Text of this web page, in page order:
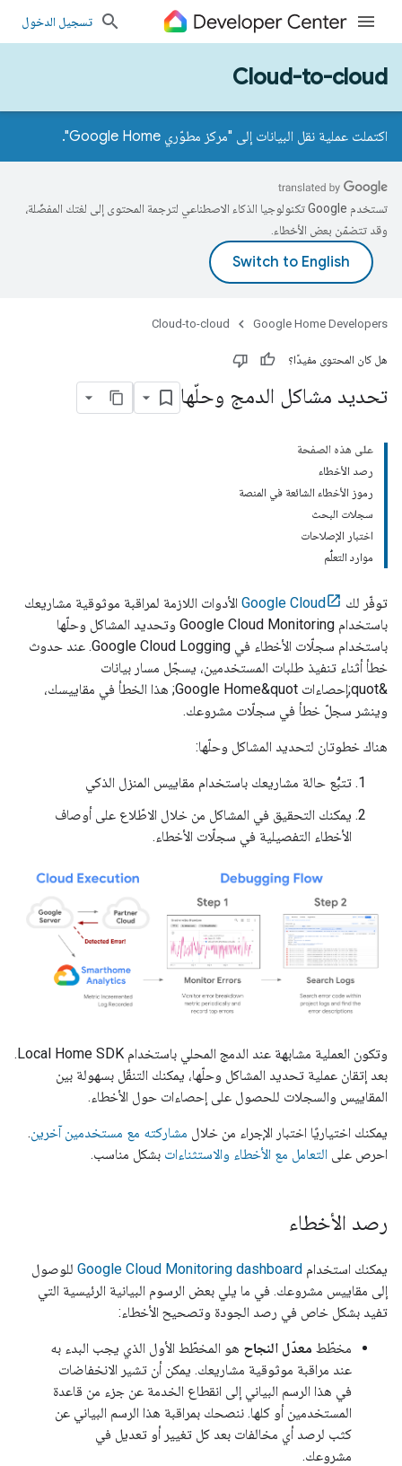
تسجيل الدخول
Cloud-to-cloud
اكتملت عملية نقل البيانات إلى "مركز مطوّري Google Home".
تستخدم Google تكنولوجيا الذكاء الاصطناعي لترجمة المحتوى إلى لغتك المفضّلة،
وقد تتضمّن بعض الأخطاء.
Google Home Developers
Cloud-to-cloud
هل كان المحتوى مفيدًا؟
تحديد مشاكل الدمج وحلّها
على هذه الصفحة
رصد الأخطاء
رموز الأخطاء الشائعة في المنصة
سجلات البحث
اختبار الإصلاحات
موارد التعلُّم
توفّر لك Google Cloud الأدوات اللازمة لمراقبة موثوقية مشاريعك
باستخدام Google Cloud Monitoring وتحديد المشاكل وحلّها
باستخدام سجلّات الأخطاء في Google Cloud Logging. عند حدوث
خطأ أثناء تنفيذ طلبات المستخدمين، يسجّل مسار بيانات
&quot;إحصاءات Google Home&quot; هذا الخطأ في مقاييسك،
وينشر سجلّ خطأ في سجلّات مشروعك.
هناك خطوتان لتحديد المشاكل وحلّها:
تتبُّع حالة مشاريعك باستخدام مقاييس المنزل الذكي
يمكنك التحقيق في المشاكل من خلال الاطّلاع على أوصاف
الأخطاء التفصيلية في سجلّات الأخطاء.
وتكون العملية مشابهة عند الدمج المحلي باستخدام Local Home SDK
.
بعد إتقان عملية تحديد المشاكل وحلّها، يمكنك التنقّل بسهولة بين
المقاييس والسجلات للحصول على إحصاءات حول الأخطاء.
يمكنك اختياريًا اختبار الإجراء من خلال مشاركته مع مستخدمين آخرين.
احرص على التعامل مع الأخطاء والاستثناءات بشكل مناسب.
رصد الأخطاء
يمكنك استخدام Google Cloud Monitoring dashboard للوصول
إلى مقاييس مشروعك. في ما يلي بعض الرسوم البيانية الرئيسية التي
تفيد بشكل خاص في رصد الجودة وتصحيح الأخطاء:
مخطّط معدّل النجاح هو المخطّط الأول الذي يجب البدء به
عند مراقبة موثوقية مشاريعك. يمكن أن تشير الانخفاضات
في هذا الرسم البياني إلى انقطاع الخدمة عن جزء من قاعدة
المستخدمين أو كلها. ننصحك بمراقبة هذا الرسم البياني عن
كثب لرصد أي مخالفات بعد كل تغيير أو تعديل في
مشروعك.